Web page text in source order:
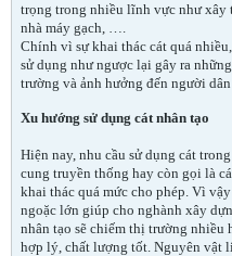
trọng trong nhiều lĩnh vực như xây
nhà máy gạch, ….
Chính vì sự khai thác cát quá
sử dụng như ngược lại gây ra
trường và ảnh hưởng đến người
Xu hướng sử dụng cát nhân tạo
Hiện nay, nhu cầu sử dụng cát
cung truyền thống hay còn gọi là
khai thác quá mức cho phép. Vì
ngoặc lớn giúp cho nghành xây
nhân tạo sẽ chiếm thị trường
hợp lý, chất lượng tốt. Nguyên vật